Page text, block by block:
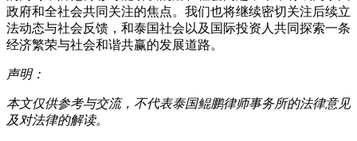
政府和全社会共同关注的焦点。我们也将继续密切关注后续立
法动态与社会反馈，和泰国社会以及国际投资人共同探索一条
经济繁荣与社会和谐共赢的发展道路。
声明：
本文仅供参考与交流，不代表泰国鲲鹏律师事务所的法律意见
及对法律的解读。